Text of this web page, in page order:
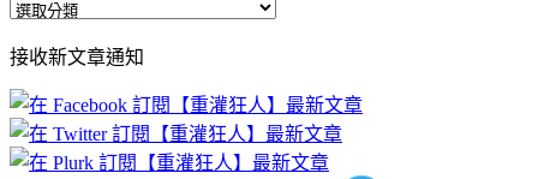
全
文
章
分
類
接收新文章通知